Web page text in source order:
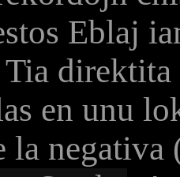
Eblaj
en unu
la